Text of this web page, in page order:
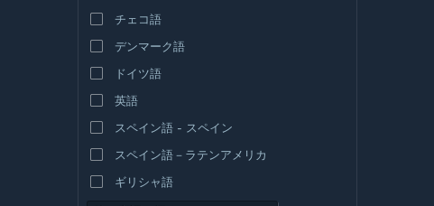
チェコ語
デンマーク語
ドイツ語
英語
スペイン語 - スペイン
スペイン語－ラテンアメリカ
ギリシャ語